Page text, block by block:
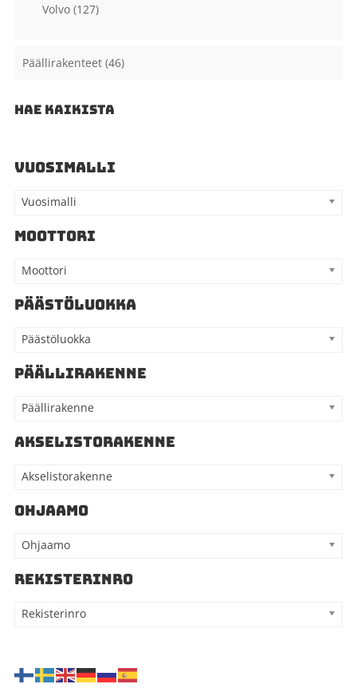
Volvo (127)
Päällirakenteet (46)
HAE KAIKISTA
VUOSIMALLI
Vuosimalli
MOOTTORI
Moottori
PÄÄSTÖLUOKKA
Päästöluokka
PÄÄLLIRAKENNE
Päällirakenne
AKSELISTORAKENNE
Akselistorakenne
OHJAAMO
Ohjaamo
REKISTERINRO
Rekisterinro